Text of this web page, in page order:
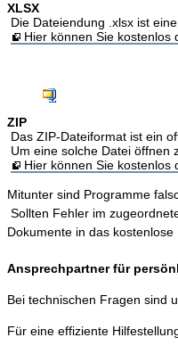
XLSX
Die Dateiendung .xlsx ist
Hier können Sie kostenlos
ZIP
Das ZIP-Dateiformat ist ein
Um eine solche Datei öffnen
Hier können Sie kostenlos
Mitunter sind Programme
Sollten Fehler im
Dokumente in das
Ansprechpartner für
Bei technischen Fragen sind
Für eine effiziente